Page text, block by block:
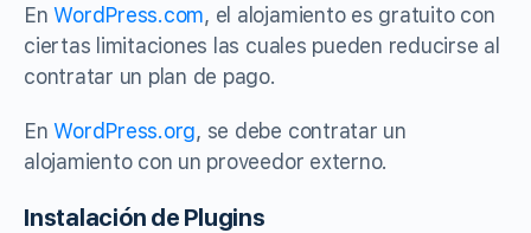
EnWordPress.com, el alojamiento es gratuito con
ciertas limitaciones las cuales pueden reducirse al
contratar un plan de pago.
EnWordPress.org, se debe contratar un
alojamiento con un proveedor externo.
Instalación de Plugins